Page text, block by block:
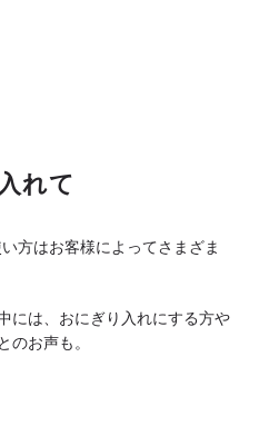
れて
方はお客様によってさまざま
には、おにぎり入れにする方や
お声も。